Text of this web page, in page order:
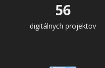
56
digitálnych projektov